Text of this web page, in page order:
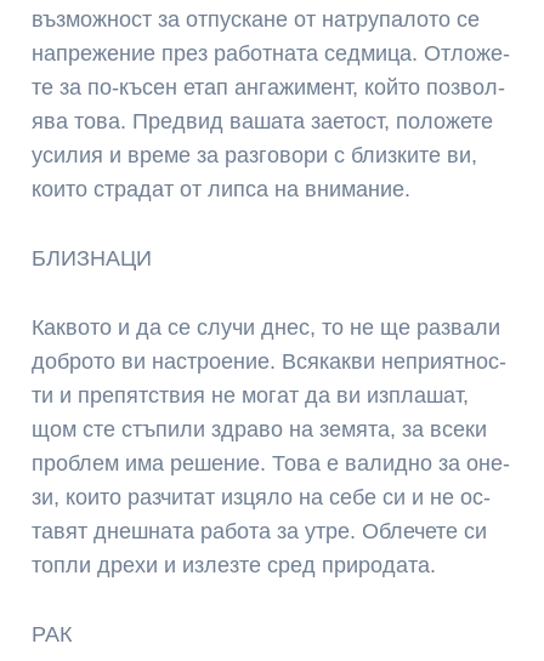
въз­мож­ност за от­пус­ка­не от нат­ру­па­ло­то се
нап­ре­же­ние през ра­бот­на­та сед­ми­ца. От­ло­же­
те за по-къ­сен етап ан­га­жи­мент, кой­то поз­вол­
ява то­ва. Пред­вид ва­ша­та зае­тост, по­ло­же­те
уси­лия и вре­ме за раз­го­во­ри с близ­ки­те ви,
кои­то стра­дат от лип­са на вни­ма­ние.
БЛИЗНАЦИ
Как­во­то и да се слу­чи днес, то не ще раз­ва­ли
доб­ро­то ви нас­трое­ние. Всякак­ви неп­рия­тнос­
ти и препя­тствия не мо­гат да ви из­пла­шат,
щом сте стъ­пи­ли здра­во на зем­ята, за все­ки
проб­лем има ре­ше­ние. То­ва е ва­лид­но за оне­
зи, кои­то раз­чи­тат из­цяло на се­бе си и не ос­
тавят днеш­на­та ра­бо­та за ут­ре. Об­ле­че­те си
топ­ли дре­хи и из­лез­те сред при­ро­да­та.
РАК